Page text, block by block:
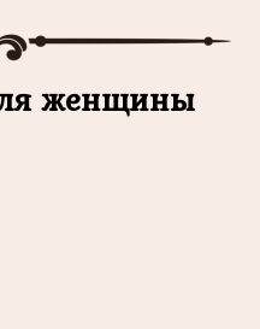
женщины